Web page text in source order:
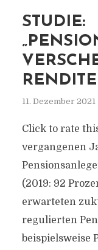
STUDIE:
11. Dezember 2021
Click to rate
vergangenen
(2019: 92
erwarteten
regulierten
beispielsweise